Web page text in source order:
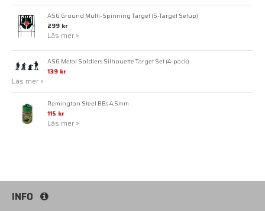
ASG Ground Multi-Spinning Target (5-Target Setup)
299 kr
Läs mer »
ASG Metal Soldiers Silhouette Target Set (4-pack)
139 kr
Läs mer »
Remington Steel BBs 4,5mm
115 kr
Läs mer »
INFO